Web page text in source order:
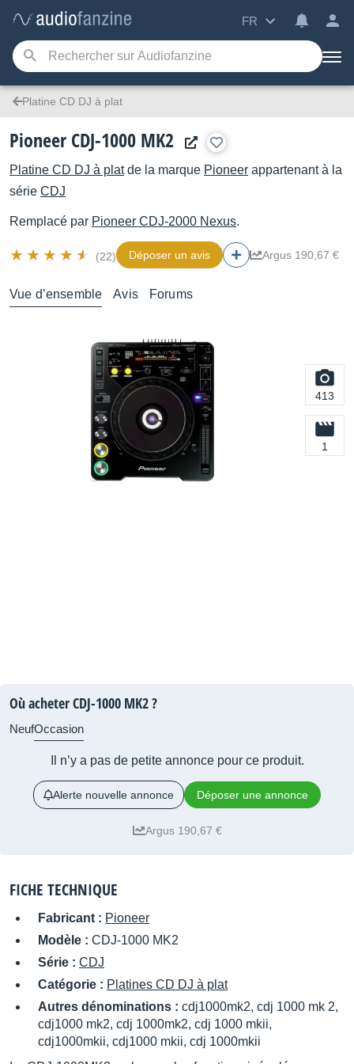
FR
Platine CD DJ à plat
Pioneer CDJ-1000 MK2
Platine CD DJ à platde la marque Pioneer appartenant à la
série CDJ
Remplacé par Pioneer CDJ-2000 Nexus.
(22) Déposer un avis Argus 190,67 €
Vue d’ensemble Avis Forums
413
1
Où acheter CDJ-1000 MK2 ?
NeufOccasion
Il n’y a pas de petite annonce pour ce produit.
Alerte nouvelle annonce Déposer une annonce
Argus 190,67 €
FICHE TECHNIQUE
Fabricant : Pioneer
Modèle : CDJ-1000 MK2
Série : CDJ
Catégorie : Platines CD DJ à plat
Autres dénominations : cdj1000mk2, cdj 1000 mk 2,
cdj1000 mk2, cdj 1000mk2, cdj 1000 mkii,
cdj1000mkii, cdj1000 mkii, cdj 1000mkii